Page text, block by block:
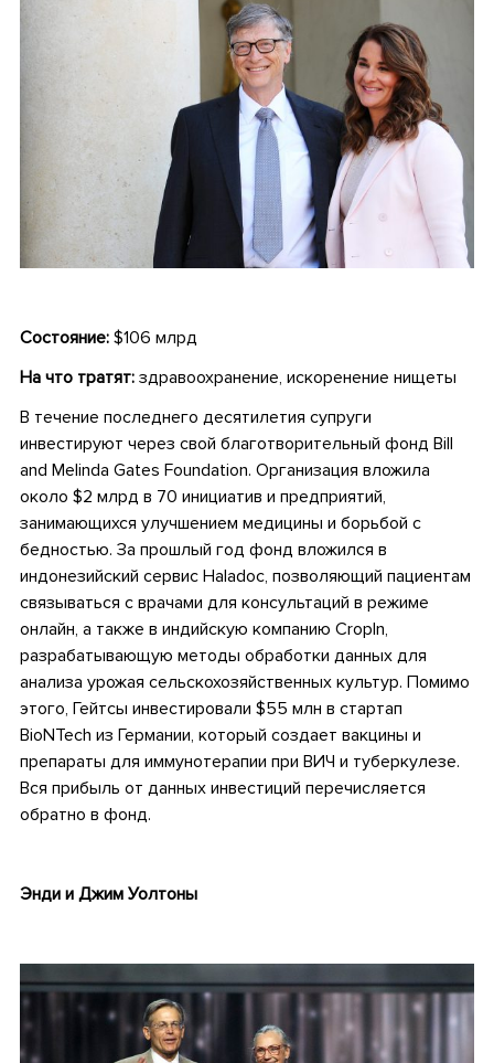
Состояние: $106 млрд
На что тратят: здравоохранение, искоренение нищеты
В течение последнего десятилетия супруги
инвестируют через свой благотворительный фонд Bill
and Melinda Gates Foundation. Организация вложила
около $2 млрд в 70 инициатив и предприятий,
занимающихся улучшением медицины и борьбой с
бедностью. За прошлый год фонд вложился в
индонезийский сервис Haladoc, позволяющий пациентам
связываться с врачами для консультаций в режиме
онлайн, а также в индийскую компанию CropIn,
разрабатывающую методы обработки данных для
анализа урожая сельскохозяйственных культур. Помимо
этого, Гейтсы инвестировали $55 млн в стартап
BioNTech из Германии, который создает вакцины и
препараты для иммунотерапии при ВИЧ и туберкулезе.
Вся прибыль от данных инвестиций перечисляется
обратно в фонд.
Энди и Джим Уолтоны